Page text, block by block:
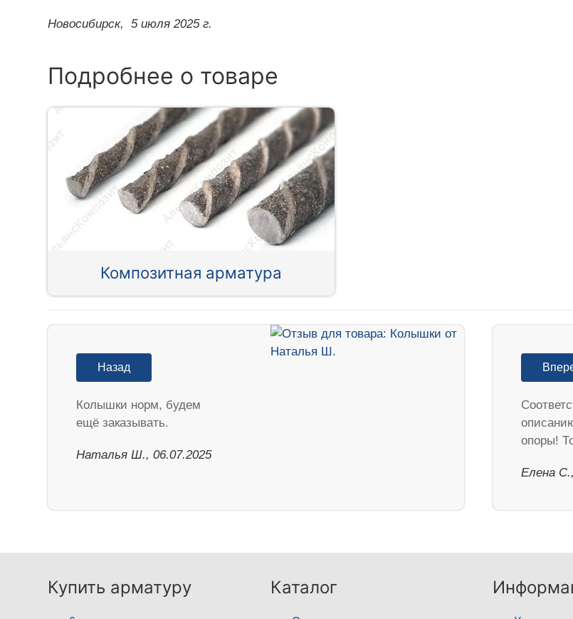
Новосибирск, 5 июля 2025 г.
Подробнее о товаре
Композитная арматура
Назад
Колышки норм, будем
ещё заказывать.
Наталья Ш., 06.07.2025
опоры!
Елена
Купить арматуру Каталог